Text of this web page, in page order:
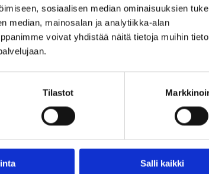
sosiaalisen median ominaisuuksien
median, mainosalan ja analytiikka-alan
voivat yhdistää näitä tietoja muihin
Tilastot
Salli kaikki